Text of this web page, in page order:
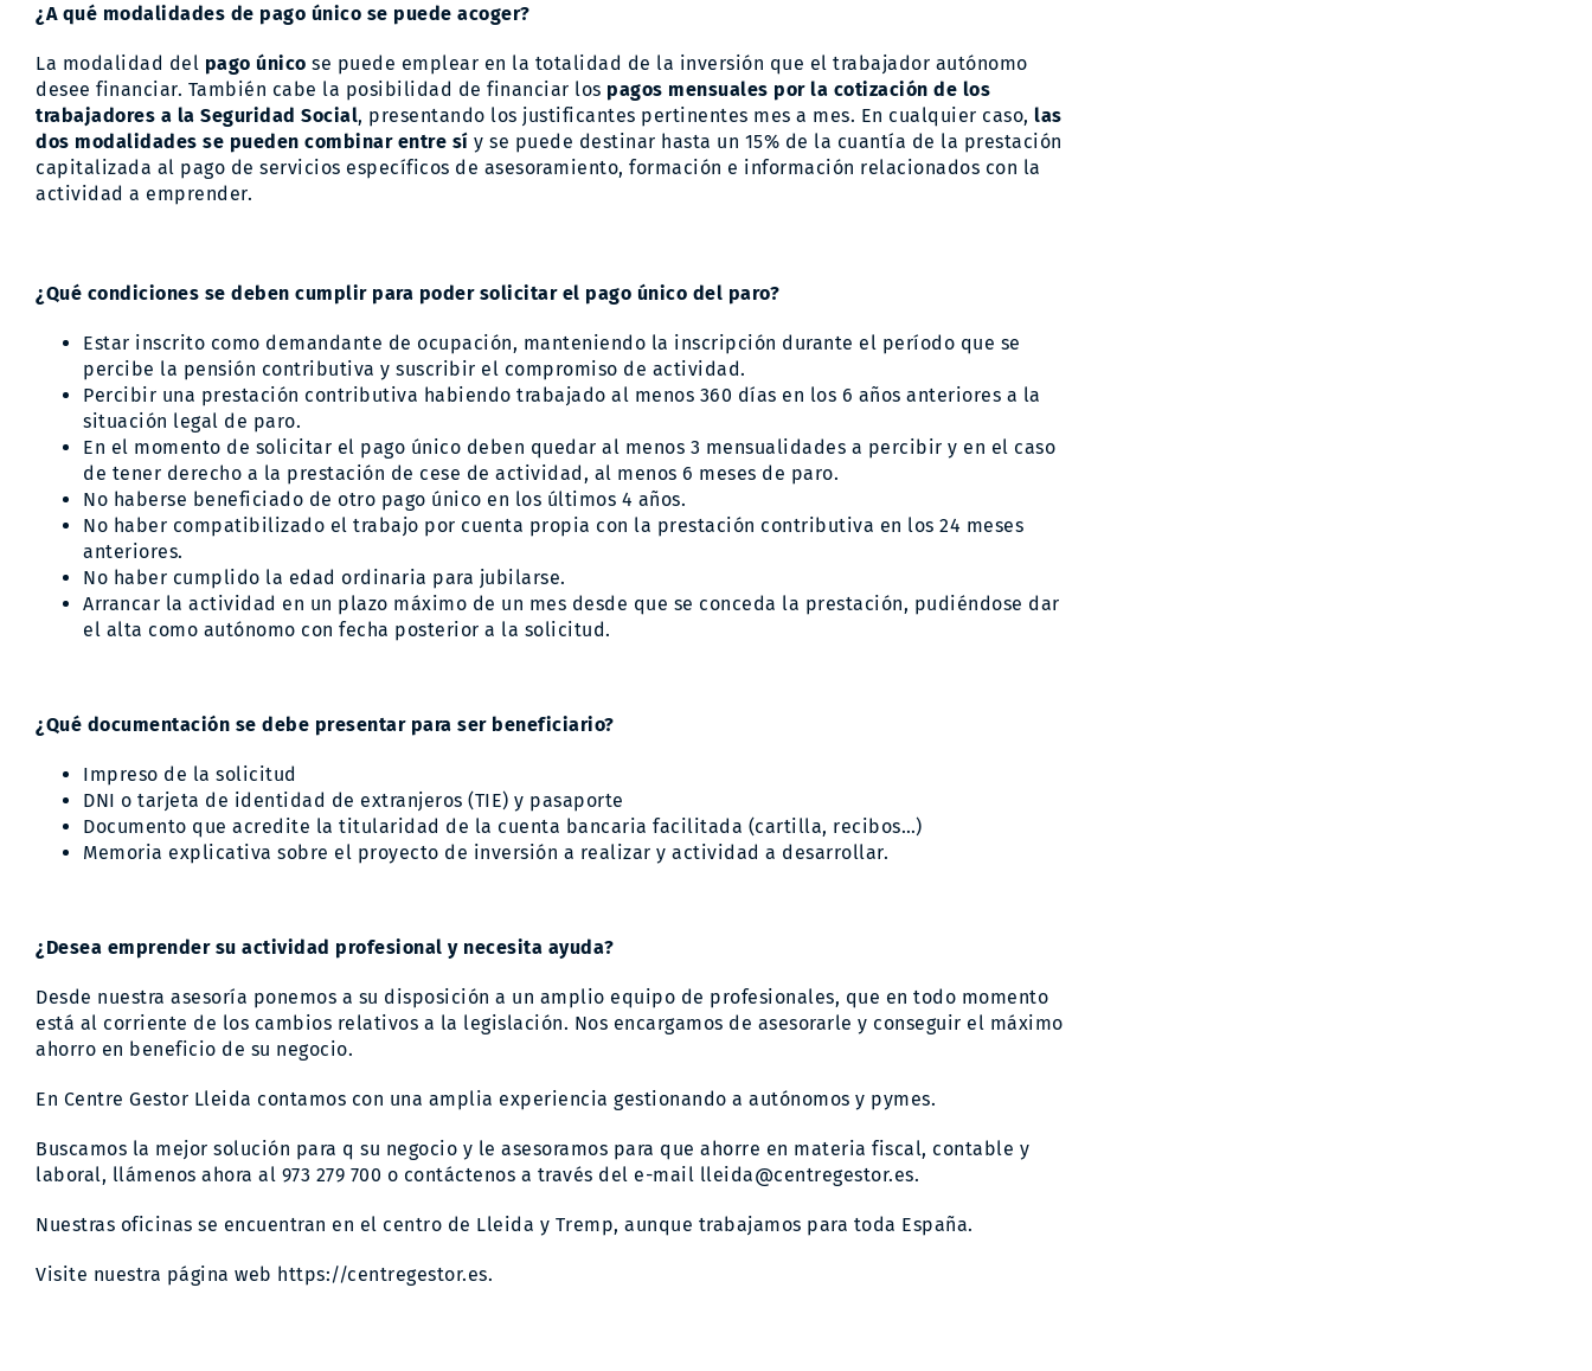
¿A qué modalidades de pago único se puede acoger?
La modalidad del pago único se puede emplear en la totalidad de la inversión que el trabajador autónomo
desee financiar. También cabe la posibilidad de financiar los pagos mensuales por la cotización de los
trabajadores a la Seguridad Social, presentando los justificantes pertinentes mes a mes. En cualquier caso, las
dos modalidades se pueden combinar entre sí y se puede destinar hasta un 15% de la cuantía de la prestación
capitalizada al pago de servicios específicos de asesoramiento, formación e información relacionados con la
actividad a emprender.
¿Qué condiciones se deben cumplir para poder solicitar el pago único del paro?
Estar inscrito como demandante de ocupación, manteniendo la inscripción durante el período que se
percibe la pensión contributiva y suscribir el compromiso de actividad.
Percibir una prestación contributiva habiendo trabajado al menos 360 días en los 6 años anteriores a la
situación legal de paro.
En el momento de solicitar el pago único deben quedar al menos 3 mensualidades a percibir y en el caso
de tener derecho a la prestación de cese de actividad, al menos 6 meses de paro.
No haberse beneficiado de otro pago único en los últimos 4 años.
No haber compatibilizado el trabajo por cuenta propia con la prestación contributiva en los 24 meses
anteriores.
No haber cumplido la edad ordinaria para jubilarse.
Arrancar la actividad en un plazo máximo de un mes desde que se conceda la prestación, pudiéndose dar
el alta como autónomo con fecha posterior a la solicitud.
¿Qué documentación se debe presentar para ser beneficiario?
Impreso de la solicitud
DNI o tarjeta de identidad de extranjeros (TIE) y pasaporte
Documento que acredite la titularidad de la cuenta bancaria facilitada (cartilla, recibos…)
Memoria explicativa sobre el proyecto de inversión a realizar y actividad a desarrollar.
¿Desea emprender su actividad profesional y necesita ayuda?
Desde nuestra asesoría ponemos a su disposición a un amplio equipo de profesionales, que en todo momento
está al corriente de los cambios relativos a la legislación. Nos encargamos de asesorarle y conseguir el máximo
ahorro en beneficio de su negocio.
En Centre Gestor Lleida contamos con una amplia experiencia gestionando a autónomos y pymes.
Buscamos la mejor solución para q su negocio y le asesoramos para que ahorre en materia fiscal, contable y
laboral, llámenos ahora al 973 279 700 o contáctenos a través del e-mail lleida@centregestor.es.
Nuestras oficinas se encuentran en el centro de Lleida y Tremp, aunque trabajamos para toda España.
Visite nuestra página web https://centregestor.es.